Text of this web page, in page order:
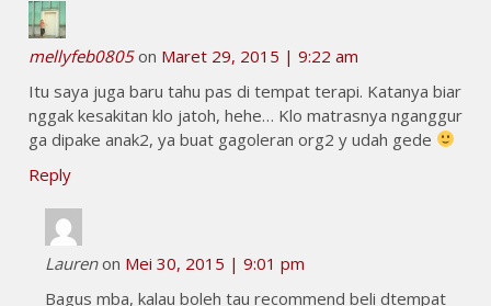
mellyfeb0805on Maret 29, 2015 | 9:22 am
Itu saya juga baru tahu pas di tempat terapi. Katanya biar
nggak kesakitan klo jatoh, hehe… Klo matrasnya nganggur
ga dipake anak2, ya buat gagoleran org2 y udah gede
Reply
Laurenon Mei 30, 2015 | 9:01 pm
Bagus mba, kalau boleh tau recommend beli dtempat